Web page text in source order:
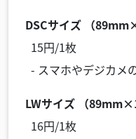
DSCサイズ （
15円/1枚
- スマホやデジカメ
LWサイズ （
16円/1枚